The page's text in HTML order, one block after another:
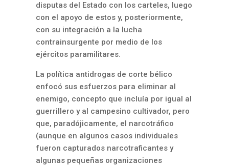
disputas del Estado con los carteles, luego
con el apoyo de estos y, posteriormente,
con su integración a la lucha
contrainsurgente por medio de los
ejércitos paramilitares.
La política antidrogas de corte bélico
enfocó sus esfuerzos para eliminar al
enemigo, concepto que incluía por igual al
guerrillero y al campesino cultivador, pero
que, paradójicamente, el narcotráfico
(aunque en algunos casos individuales
fueron capturados narcotraficantes y
algunas pequeñas organizaciones